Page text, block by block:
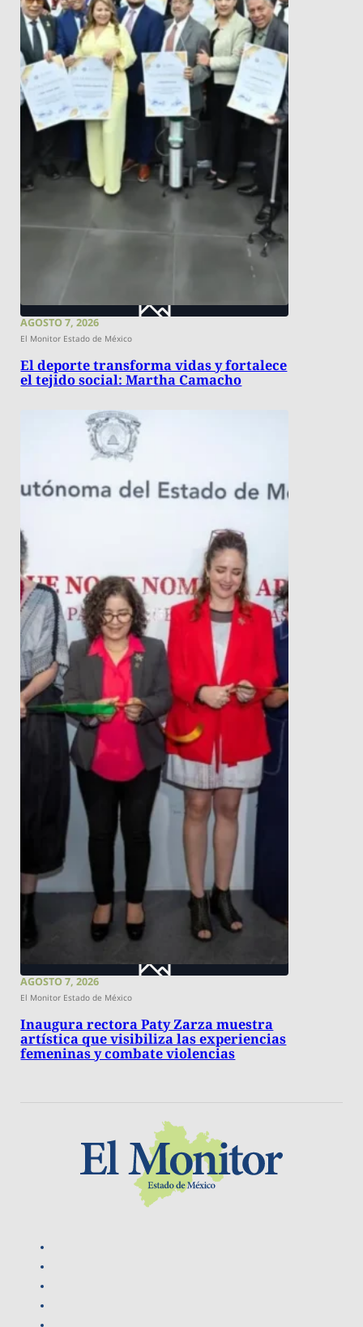
AGOSTO 7, 2026
El Monitor Estado de México
El deporte transforma vidas y fortalece
el tejido social: Martha Camacho
AGOSTO 7, 2026
El Monitor Estado de México
Inaugura rectora Paty Zarza muestra
artística que visibiliza las experiencias
femeninas y combate violencias